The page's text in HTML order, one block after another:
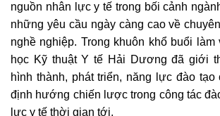
nguồn nhân lực y tế trong bối cảnh
những yêu cầu ngày càng cao về
nghề nghiệp. Trong khuôn khổ buổi
học Kỹ thuật Y tế Hải Dương đã giới
hình thành, phát triển, năng lực đào
định hướng chiến lược trong công tác
lực y tế thời gian tới.